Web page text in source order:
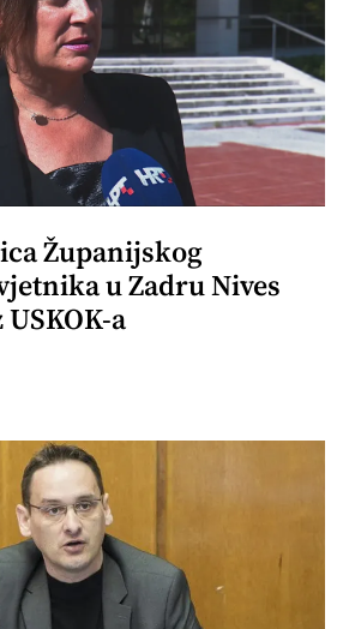
Županijskog
u Zadru Nives
a